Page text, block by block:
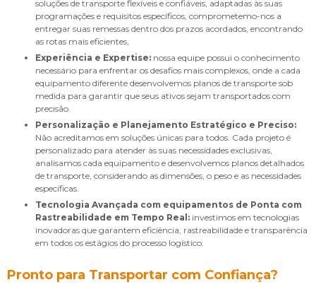
soluções de transporte flexíveis e confiáveis, adaptadas às suas
programações e requisitos específicos, comprometemo-nos a
entregar suas remessas dentro dos prazos acordados, encontrando
as rotas mais eficientes,
Experiência e Expertise: nossa equipe possui o conhecimento
necessário para enfrentar os desafios mais complexos, onde a cada
equipamento diferente desenvolvemos planos de transporte sob
medida para garantir que seus ativos sejam transportados com
precisão.
Personalização e Planejamento Estratégico e Preciso:
Não acreditamos em soluções únicas para todos. Cada projeto é
personalizado para atender às suas necessidades exclusivas,
analisamos cada equipamento e desenvolvemos planos detalhados
de transporte, considerando as dimensões, o peso e as necessidades
específicas.
Tecnologia Avançada com equipamentos de Ponta com
Rastreabilidade em Tempo Real: investimos em tecnologias
inovadoras que garantem eficiência, rastreabilidade e transparência
em todos os estágios do processo logístico.
Pronto para Transportar com Confiança?